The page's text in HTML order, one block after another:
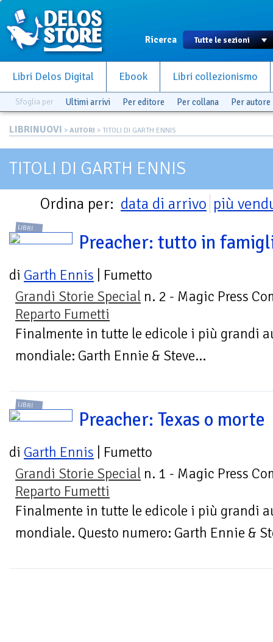
Ricerca
Libri Delos Digital Ebook Libri collezionismo
Sfoglia per Ultimi arrivi Per editore Per collana Per autore
LIBRINUOVI > AUTORI > TITOLI DI GARTH ENNIS
TITOLI DI GARTH ENNIS
Ordina per: data di arrivo più
LIBRI
Preacher: tutto in
di Garth Ennis | Fumetto
Grandi Storie Special n. 2 - Magic Press
Reparto Fumetti
Finalmente in tutte le edicole i più grandi
mondiale: Garth Ennie & Steve...
LIBRI
Preacher: Texas o morte
di Garth Ennis | Fumetto
Grandi Storie Special n. 1 - Magic Press
Reparto Fumetti
Finalmente in tutte le edicole i più grandi
mondiale. Questo numero: Garth Ennie &